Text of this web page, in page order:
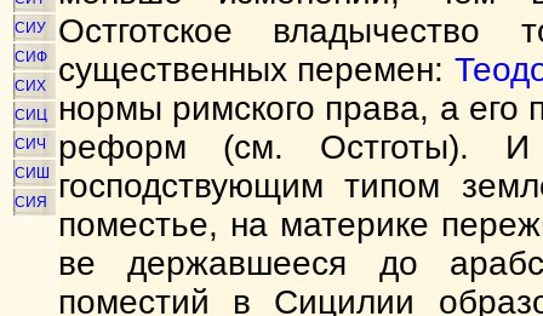
СИУ
СИФ
СИХ
СИЦ
СИЧ
СИШ
СИЯ
Остготское
существенных перемен:
нормы римского права, а его
реформ (см. Остготы). И
господствующим типом
поместье, на материке
ве державшееся до
поместий в Сицилии